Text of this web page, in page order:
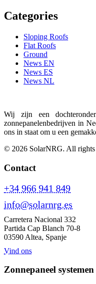
Categories
Sloping Roofs
Flat Roofs
Ground
News EN
News ES
News NL
Wij zijn een
zonnepanelenbedrijven in
ons in staat om u een
© 2026 SolarNRG. All rights
Contact
+34 966 941 849
info@solarnrg.es
Carretera Nacional 332
Partida Cap Blanch 70-8
03590 Altea, Spanje
Vind ons
Zonnepaneel systemen